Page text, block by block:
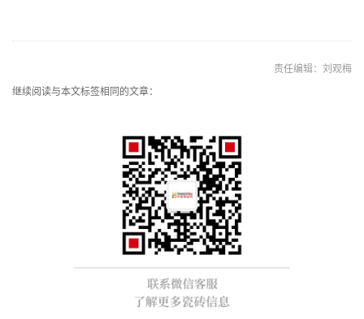
责任编辑：刘观梅
继续阅读与本文标签相同的文章：